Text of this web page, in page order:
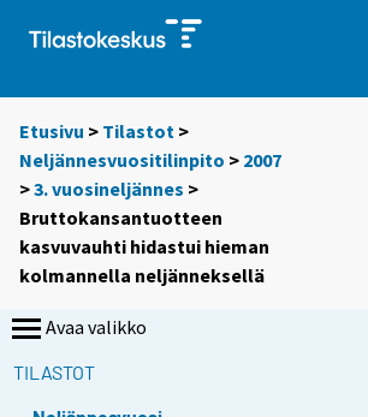
Etusivu > Tilastot >
Neljännesvuositilinpito > 2007
>3. vuosineljännes >
Bruttokansantuotteen
kasvuvauhti hidastui hieman
kolmannella neljänneksellä
Avaa valikko
TILASTOT